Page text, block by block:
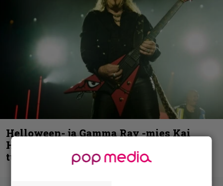
Helloween- ja Gamma Ray -mies Kai
Hansen julkaisi uuden maistiaisen
tulevalta soololevyltä